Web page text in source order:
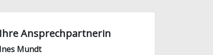
Ihre Ansprechpartnerin
Ines Mundt